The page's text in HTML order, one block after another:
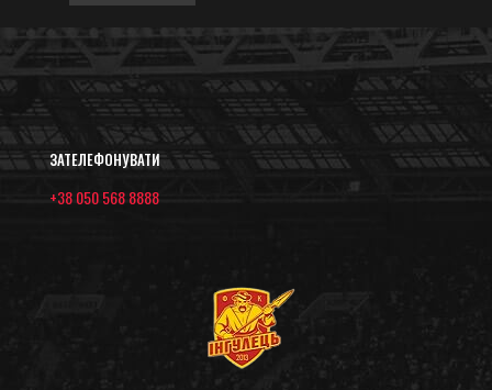
ЗАТЕЛЕФОНУВАТИ
+38 050 568 8888